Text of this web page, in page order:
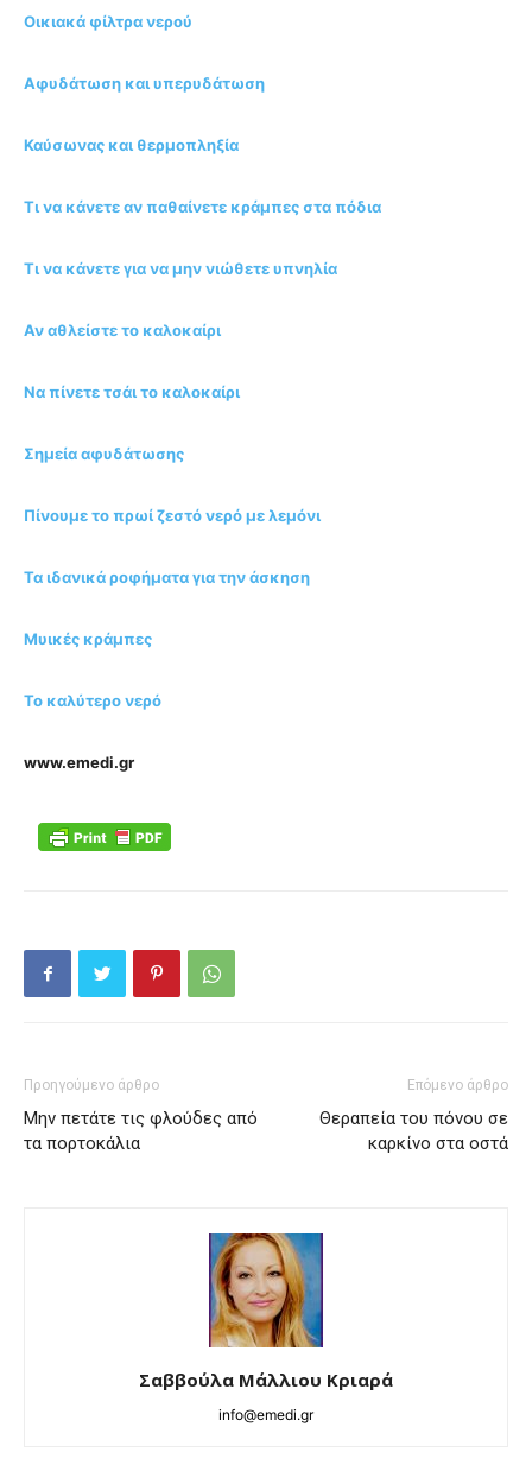
Οικιακά φίλτρα νερού
Αφυδάτωση και υπερυδάτωση
Καύσωνας και θερμοπληξία
Τι να κάνετε αν παθαίνετε κράμπες στα πόδια
Τι να κάνετε για να μην νιώθετε υπνηλία
Αν αθλείστε το καλοκαίρι
Να πίνετε τσάι το καλοκαίρι
Σημεία αφυδάτωσης
Πίνουμε το πρωί ζεστό νερό με λεμόνι
Τα ιδανικά ροφήματα για την άσκηση
Μυικές κράμπες
Το καλύτερο νερό
www.emedi.gr
Προηγούμενο άρθρο
Μην πετάτε τις φλούδες από
τα πορτοκάλια
Επόμενο άρθρο
Θεραπεία του πόνου σε
καρκίνο στα οστά
Σαββούλα Μάλλιου Κριαρά
info@emedi.gr